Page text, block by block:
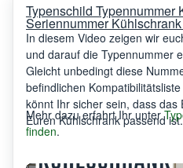
Typenschild Typennummer
Seriennummer
In diesem Video zeigen wir
und darauf die Typennummer
Gleicht unbedingt diese
befindlichen
könnt Ihr sicher sein, dass
Euren Kühlschrank passend ist.
Mehr dazu erfahrt Ihr unter
finden.